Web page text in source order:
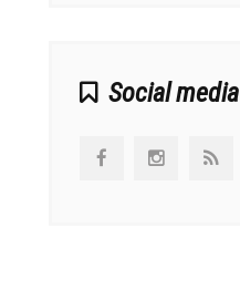
Social media